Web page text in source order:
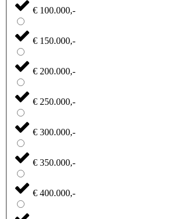
€ 100.000,-
€ 150.000,-
€ 200.000,-
€ 250.000,-
€ 300.000,-
€ 350.000,-
€ 400.000,-